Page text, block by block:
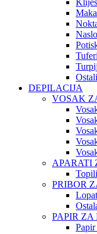
DEPILACIJA
VOSAK
APARATI
PRIBOR
PAPIR ZA